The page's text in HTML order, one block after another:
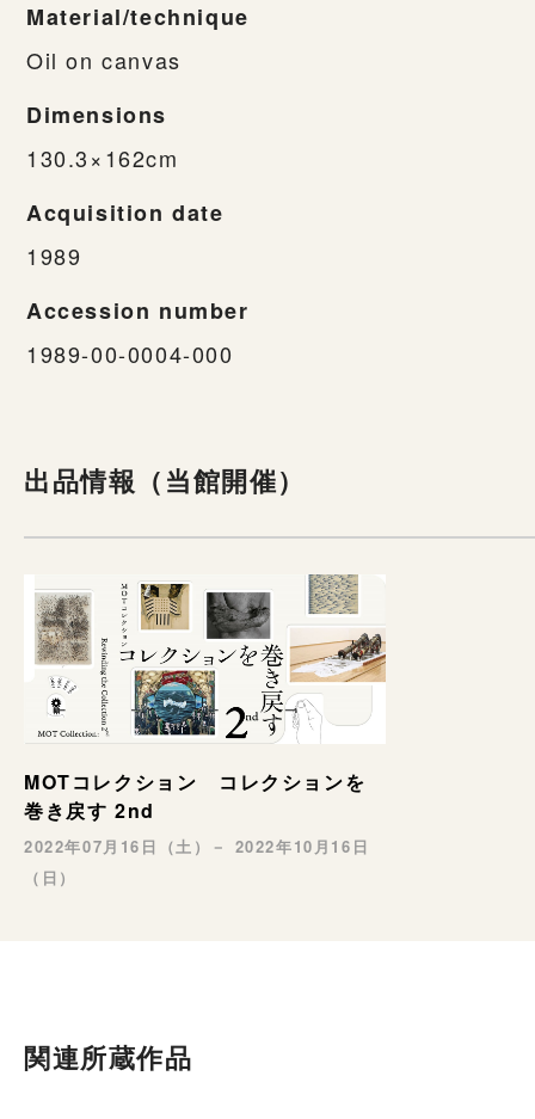
Material/technique
Oil on canvas
Dimensions
130.3×162cm
Acquisition date
1989
Accession number
1989-00-0004-000
出品情報（当館開催）
MOTコレクション コレクションを
巻き戻す 2nd
2022年07月16日（土）－ 2022年10月16日
（日）
関連所蔵作品